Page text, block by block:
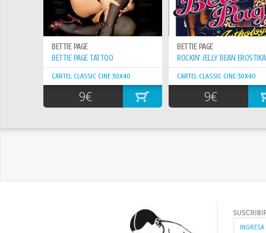
BETTIE PAGE
BETTIE PAGE TATTOO
CARTEL CLASSIC CINE 30X40
9€
BETTIE PAGE
CARTEL CLASSIC CINE 30X40
9€